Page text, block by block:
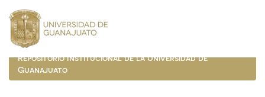
navigation
Repositorio Institucional de la Universidad de
Guanajuato